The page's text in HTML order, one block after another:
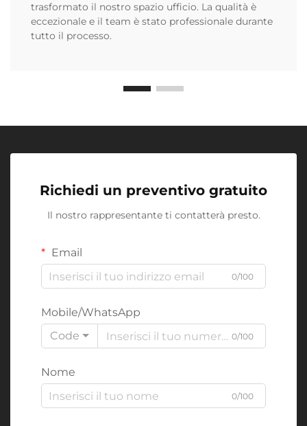
trasformato il nostro spazio ufficio. La qualità è
eccezionale e il team è stato professionale durante
tutto il processo.
Richiedi un preventivo gratuito
Il nostro rappresentante ti contatterà presto.
Email
0/100
Mobile/WhatsApp
Code
0/100
Nome
0/100